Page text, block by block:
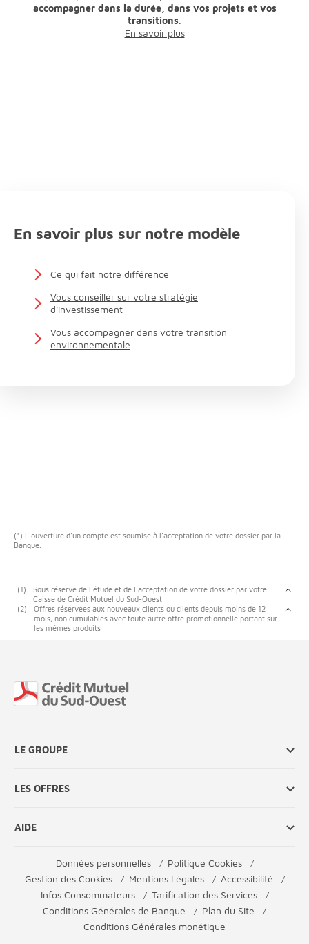
accompagner dans la durée, dans vos projets et vos
transitions
En savoir plus
En savoir plus sur notre modèle
Ce qui fait notre différence
Vous conseiller sur votre stratégie
d'investissement
Vous accompagner dans votre transition
environnementale
(*) L'ouverture d'un compte est soumise à l'acceptation de votre dossier par la
Banque.
(1)
Sous réserve de l'étude et de l'acceptation de votre dossier par votre
Caisse de Crédit Mutuel du Sud-Ouest
(2)
Offres réservées aux nouveaux clients ou clients depuis moins de 12
mois, non cumulables avec toute autre offre promotionnelle portant sur
les mêmes produits
LE GROUPE
LES OFFRES
AIDE
Données personnelles
Politique Cookies
Gestion des Cookies
Mentions Légales
Accessibilité
Infos Consommateurs
Tarification des Services
Conditions Générales de Banque
Plan du Site
Conditions Générales monétique
Fin de page